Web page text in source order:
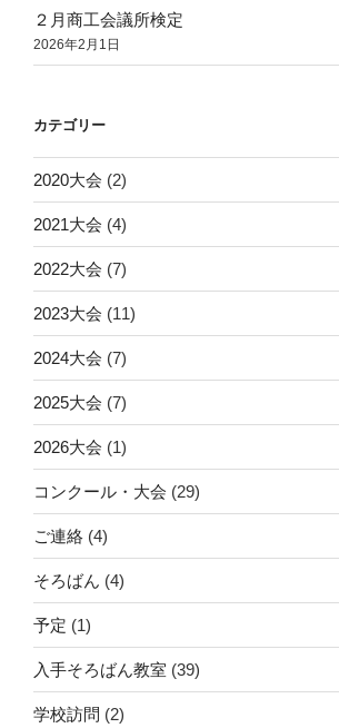
２月商工会議所検定
2026年2月1日
カテゴリー
2020大会 (2)
2021大会 (4)
2022大会 (7)
2023大会 (11)
2024大会 (7)
2025大会 (7)
2026大会 (1)
コンクール・大会 (29)
ご連絡 (4)
そろばん (4)
予定 (1)
入手そろばん教室 (39)
学校訪問 (2)